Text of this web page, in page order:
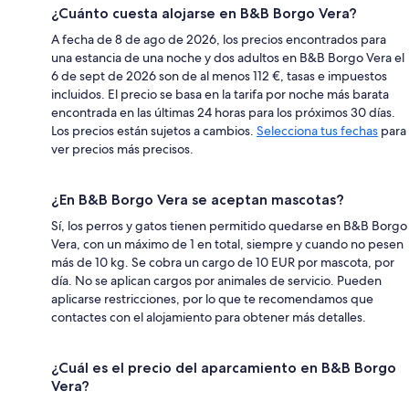
¿Cuánto cuesta alojarse en B&B Borgo Vera?
A fecha de 8 de ago de 2026, los precios encontrados para
una estancia de una noche y dos adultos en B&B Borgo Vera el
6 de sept de 2026 son de al menos 112 €, tasas e impuestos
incluidos. El precio se basa en la tarifa por noche más barata
encontrada en las últimas 24 horas para los próximos 30 días.
Los precios están sujetos a cambios. Selecciona tus fechas para
ver precios más precisos.
¿En B&B Borgo Vera se aceptan mascotas?
Sí, los perros y gatos tienen permitido quedarse en B&B Borgo
Vera, con un máximo de 1 en total, siempre y cuando no pesen
más de 10 kg. Se cobra un cargo de 10 EUR por mascota, por
día. No se aplican cargos por animales de servicio. Pueden
aplicarse restricciones, por lo que te recomendamos que
contactes con el alojamiento para obtener más detalles.
¿Cuál es el precio del aparcamiento en B&B Borgo
Vera?